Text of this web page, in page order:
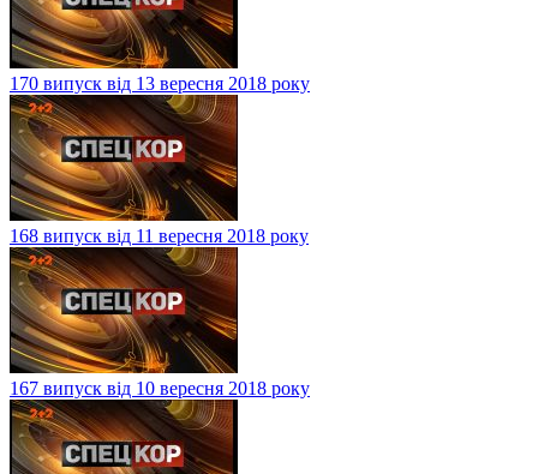
170 випуск від 13 вересня 2018 року
168 випуск від 11 вересня 2018 року
167 випуск від 10 вересня 2018 року